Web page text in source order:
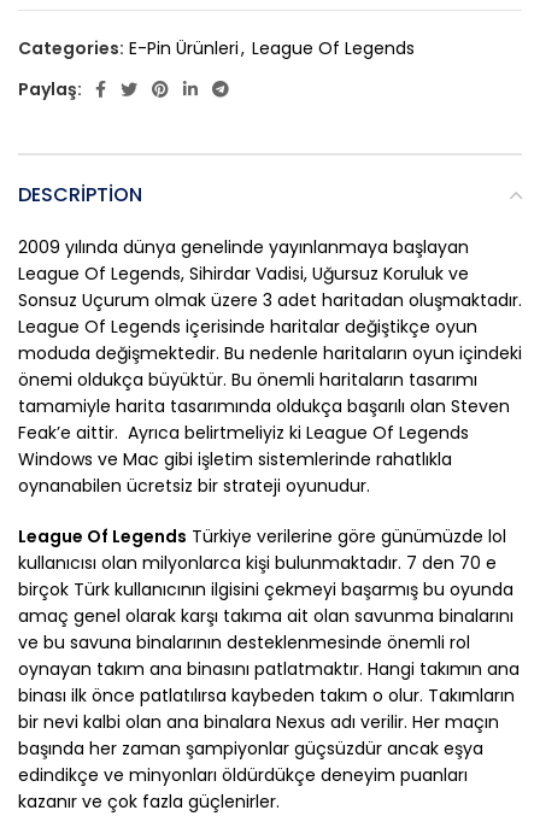
Categories: E-Pin Ürünleri, League Of Legends
Paylaş:
DESCRIPTION
2009 yılında dünya genelinde yayınlanmaya başlayan
League Of Legends, Sihirdar Vadisi, Uğursuz Koruluk ve
Sonsuz Uçurum olmak üzere 3 adet haritadan oluşmaktadır.
League Of Legends içerisinde haritalar değiştikçe oyun
moduda değişmektedir. Bu nedenle haritaların oyun içindeki
önemi oldukça büyüktür. Bu önemli haritaların tasarımı
tamamiyle harita tasarımında oldukça başarılı olan Steven
Feak’e aittir. Ayrıca belirtmeliyiz ki League Of Legends
Windows ve Mac gibi işletim sistemlerinde rahatlıkla
oynanabilen ücretsiz bir strateji oyunudur.
League Of Legends Türkiye verilerine göre günümüzde lol
kullanıcısı olan milyonlarca kişi bulunmaktadır. 7 den 70 e
birçok Türk kullanıcının ilgisini çekmeyi başarmış bu oyunda
amaç genel olarak karşı takıma ait olan savunma binalarını
ve bu savuna binalarının desteklenmesinde önemli rol
oynayan takım ana binasını patlatmaktır. Hangi takımın ana
binası ilk önce patlatılırsa kaybeden takım o olur. Takımların
bir nevi kalbi olan ana binalara Nexus adı verilir. Her maçın
başında her zaman şampiyonlar güçsüzdür ancak eşya
edindikçe ve minyonları öldürdükçe deneyim puanları
kazanır ve çok fazla güçlenirler.